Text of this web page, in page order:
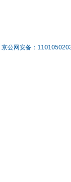
京公网安备：